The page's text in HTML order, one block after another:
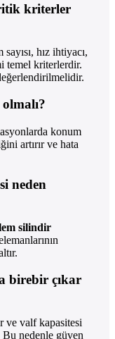
kriterler
hız ihtiyacı,
temel kriterlerdir.
konum
artırır ve hata
neden
silindir
birebir çıkar
ve valf kapasitesi
nedenle güven